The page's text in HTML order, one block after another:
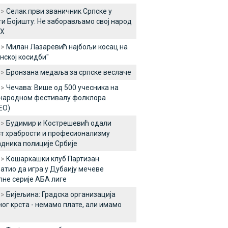
Селак први званичник Српске у
Бојишту: Не заборављамо свој народ
Милан Лазаревић најбољи косац на
косидби"
Бронзана медаља за српске веслаче
Чечава: Више од 500 учесника на
фестивалу фолклора
Будимир и Кострешевић одали
храбрости и професионализму
полиције Србије
Кошаркашки клуб Партизан
да игра у Дубаију мечеве
серије АБА лиге
Бијељина: Градска организација
крста - немамо плате, али имамо